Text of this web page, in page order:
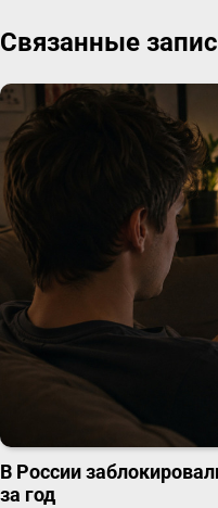
Связанные
В России
за год